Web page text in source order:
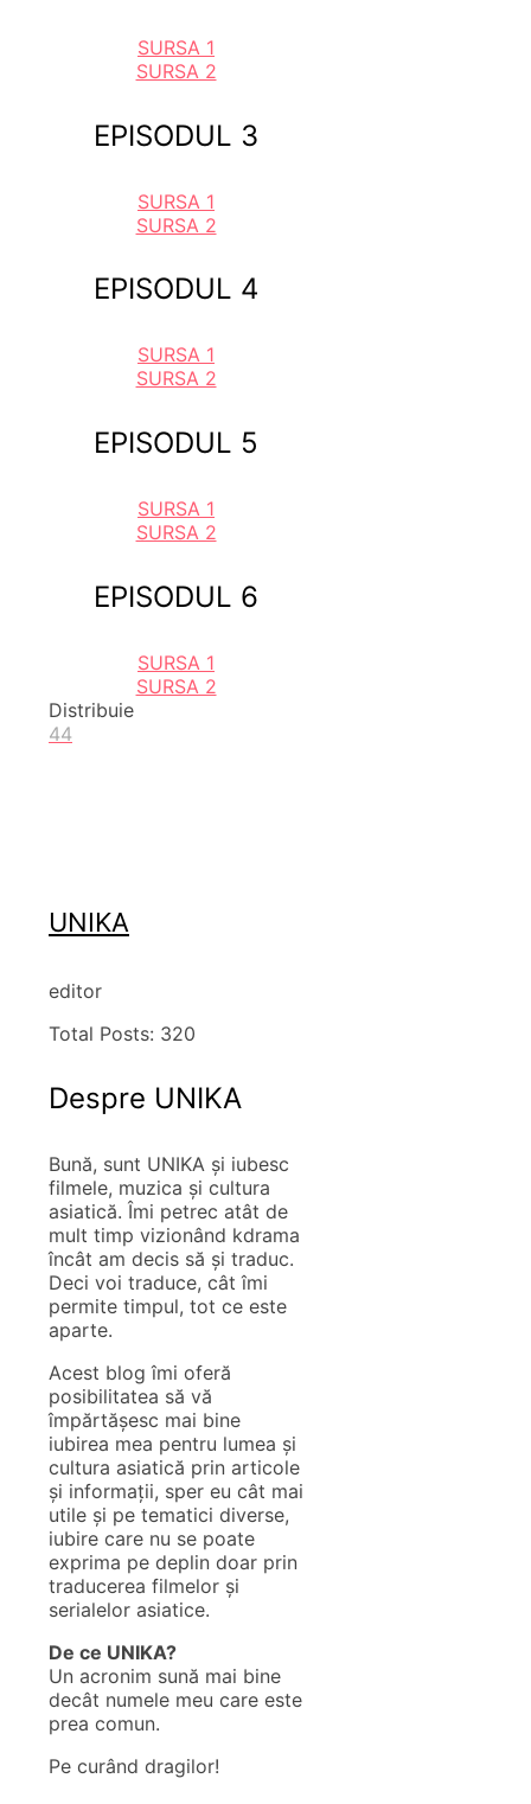
SURSA 1
SURSA 2
EPISODUL 3
SURSA 1
SURSA 2
EPISODUL 4
SURSA 1
SURSA 2
EPISODUL 5
SURSA 1
SURSA 2
EPISODUL 6
SURSA 1
SURSA 2
Distribuie
44
UNIKA
editor
Total Posts: 320
Despre UNIKA
Bună, sunt UNIKA și iubesc
filmele, muzica și cultura
asiatică. Îmi petrec atât de
mult timp vizionând kdrama
încât am decis să și traduc.
Deci voi traduce, cât îmi
permite timpul, tot ce este
aparte.
Acest blog îmi oferă
posibilitatea să vă
împărtășesc mai bine
iubirea mea pentru lumea și
cultura asiatică prin articole
și informații, sper eu cât mai
utile și pe tematici diverse,
iubire care nu se poate
exprima pe deplin doar prin
traducerea filmelor și
serialelor asiatice.
De ce UNIKA?
Un acronim sună mai bine
decât numele meu care este
prea comun.
Pe curând dragilor!